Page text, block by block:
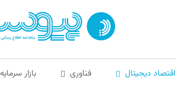
اقتصاد دیجیتال فناوری بازار سرمایه